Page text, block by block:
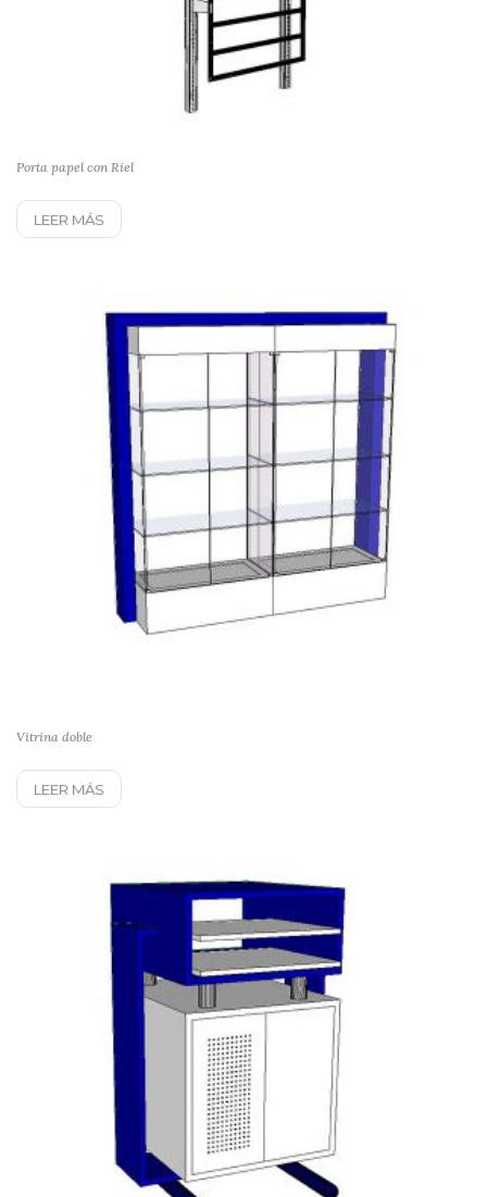
Porta papel con Riel
LEER MÁS
Vitrina doble
LEER MÁS